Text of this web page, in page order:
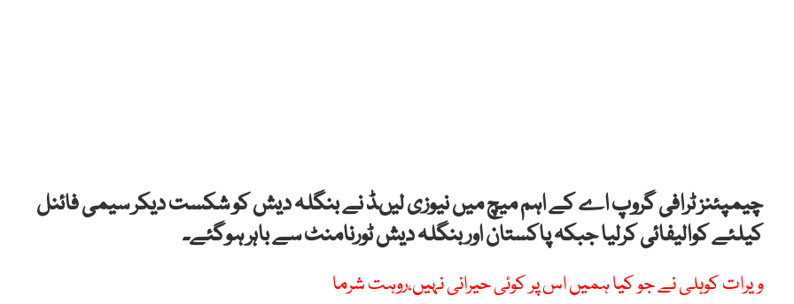
چیمپئنز ٹرافی گروپ اے کے اہم میچ میں نیوزی لیںڈ نے بنگلہ دیش کو شکست دیکر سیمی فائنل
کیلئے کوالیفائی کرلیا جبکہ پاکستان اور بنگلہ دیش ٹورنامنٹ سے باہر ہوگئے۔
ویرات کوہلی نے جو کیا ہمیں اس پر کوئی حیرانی نہیں،روہت شرما